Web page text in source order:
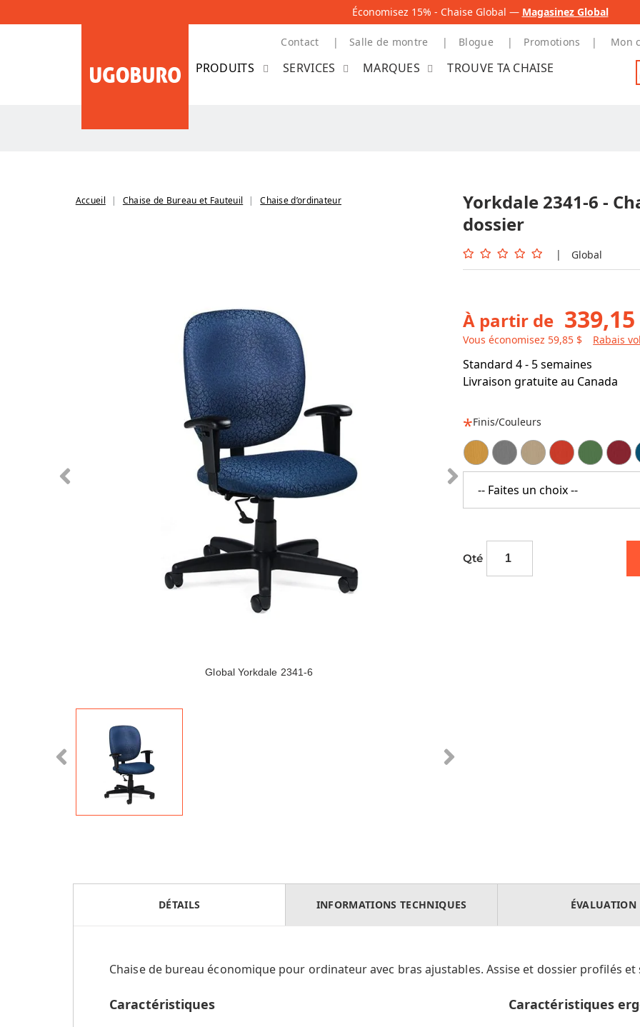
Économisez 15% - Chaise Global — Magasinez Global
Contact Salle de montre Blogue Promotions Mon
SERVICES
MARQUES TROUVE TA CHAISE
Accueil Chaise de Bureau et Fauteuil Chaise d’ordinateur
Global Yorkdale 2341-6
Yorkdale 2341-6 -
dossier
| Global
À partir de 339,15
Vous économisez 59,85 $ Rabais
Standard 4 - 5 semaines
Livraison gratuite au Canada
Finis/Couleurs
-- Faites un choix --
Qté
DÉTAILS
Chaise de bureau économique pour ordinateur avec bras ajustables. Assise et dossier profilés
Caractéristiques Caractéristiques
INFORMATIONS TECHNIQUES ÉVALUATION